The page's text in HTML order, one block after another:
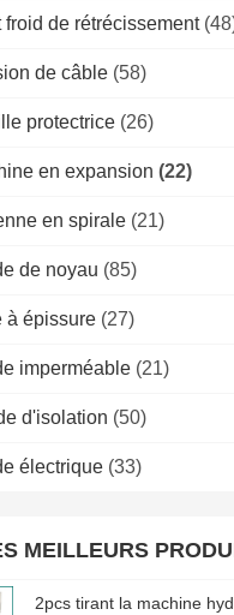
froid de rétrécissement
de câble (58)
protectrice (26)
en expansion (22)
en spirale (21)
de noyau (85)
à épissure (27)
imperméable (21)
d'isolation (50)
électrique (33)
MEILLEURS
2pcs tirant la machine